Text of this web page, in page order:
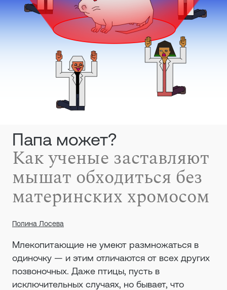
Папа может?
Как ученые заставляют
мышат обходиться без
материнских хромосом
Полина Лосева
Млекопитающие не умеют размножаться в
одиночку — и этим отличаются от всех других
позвоночных. Даже птицы, пусть в
исключительных случаях, но бывает, что